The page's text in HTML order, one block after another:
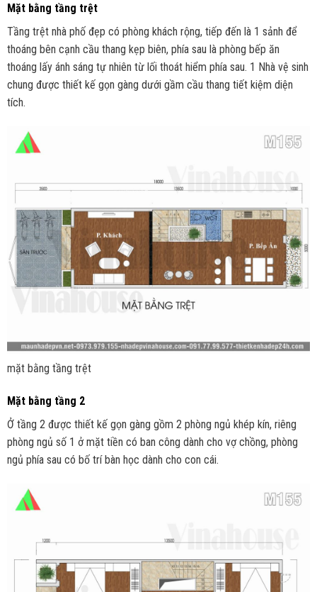
Mặt bằng tầng trệt
Tầng trệt nhà phố đẹp có phòng khách rộng, tiếp đến là 1 sảnh để
thoáng bên cạnh cầu thang kẹp biên, phía sau là phòng bếp ăn
thoáng lấy ánh sáng tự nhiên từ lối thoát hiểm phía sau. 1 Nhà vệ sinh
chung được thiết kế gọn gàng dưới gầm cầu thang tiết kiệm diện
tích.
mặt bằng tầng trệt
Mặt bằng tầng 2
Ở tầng 2 được thiết kế gọn gàng gồm 2 phòng ngủ khép kín, riêng
phòng ngủ số 1 ở mặt tiền có ban công dành cho vợ chồng, phòng
ngủ phía sau có bố trí bàn học dành cho con cái.